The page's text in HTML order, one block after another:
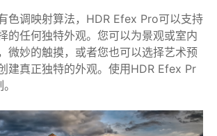
色调映射算法，HDR Efex Pro可以支持
的任何独特外观。您可以为景观或室内
微妙的触摸，或者您也可以选择艺术预
建真正独特的外观。使用HDR Efex Pr